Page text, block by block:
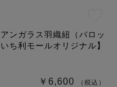
ンガラス羽織紐（バロッ
ち利モールオリジナル】
￥6,600 （税込）